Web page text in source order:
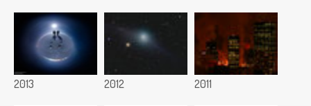
2013 2012 2011